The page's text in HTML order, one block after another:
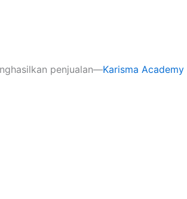
penjualan—Karisma Academy